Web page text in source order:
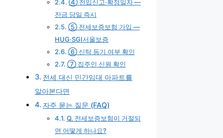
④ 전입신고·확정일자 —
잔금 당일 즉시
⑤ 전세보증보험 가입 —
HUG·SGI서울보증
⑥ 신탁 등기 여부 확인
⑦ 집주인 신원 확인
전세 대신 민간임대 아파트를
알아본다면
자주 묻는 질문 (FAQ)
Q. 전세보증보험이 거절되
면 어떻게 하나요?